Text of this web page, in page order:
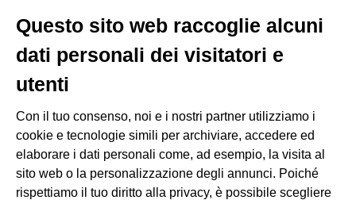
F.I.S.A.
Federazione Italiana Canottaggio
Federazione Italiana Sedile Fisso
ANACC (Ass. Allenatori)
Questo sito web raccoglie alcuni
dati personali dei visitatori e
utenti
Con il tuo consenso, noi e i nostri partner utilizziamo i
cookie e tecnologie simili per archiviare, accedere ed
elaborare i dati personali come, ad esempio, la visita al
sito web o la personalizzazione degli annunci. Poiché
rispettiamo il tuo diritto alla privacy, è possibile scegliere